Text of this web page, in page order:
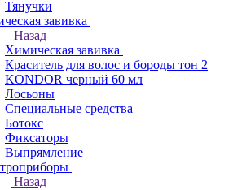
Тянучки
завивка
Назад
Химическая завивка
Краситель для волос и бороды тон 2
KONDOR черный 60 мл
Лосьоны
Специальные средства
Ботокс
Фиксаторы
Выпрямление
Назад